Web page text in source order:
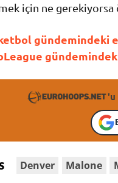
için ne gerekiyorsa
gündemindeki
'u
Denver Malone